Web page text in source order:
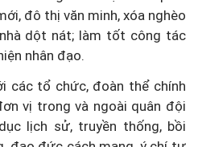
đô thị văn minh, xóa nghèo
dột nát; làm tốt công tác
nhân đạo.
các tổ chức, đoàn thể chính
vị trong và ngoài quân đội
lịch sử, truyền thống, bồi